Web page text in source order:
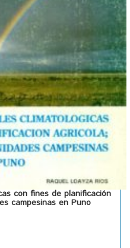
con fines de planificación
campesinas en Puno